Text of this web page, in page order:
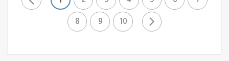
8 9 10